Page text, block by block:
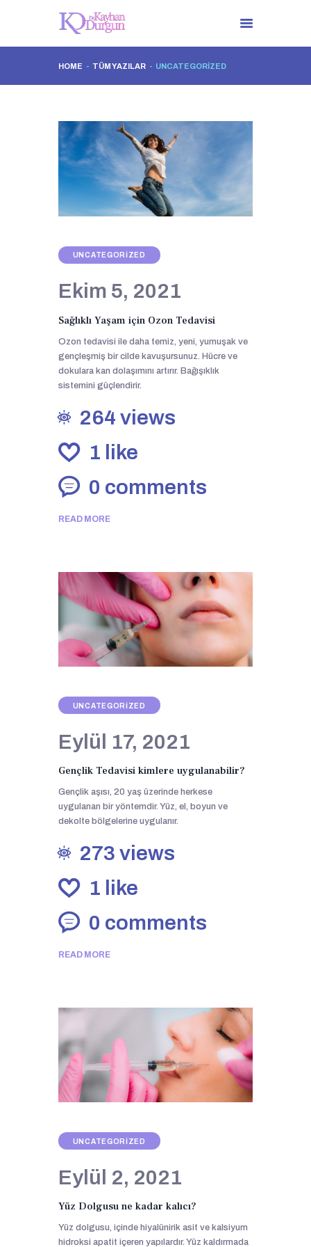
HOME TÜM YAZILAR UNCATEGORIZED
TÜM UYGULAMALAR
İLETIŞIM
UNCATEGORIZED
Ekim 5, 2021
Sağlıklı Yaşam için Ozon Tedavisi
Ozon tedavisi ile daha temiz, yeni, yumuşak ve
gençleşmiş bir cilde kavuşursunuz. Hücre ve
dokulara kan dolaşımını artırır. Bağışıklık
sistemini güçlendirir.
264 views
1 like
0 comments
READ MORE
UNCATEGORIZED
Eylül 17, 2021
Gençlik Tedavisi kimlere uygulanabilir?
Gençlik aşısı, 20 yaş üzerinde herkese
uygulanan bir yöntemdir. Yüz, el, boyun ve
dekolte bölgelerine uygulanır.
273 views
1 like
0 comments
READ MORE
UNCATEGORIZED
Eylül 2, 2021
Yüz Dolgusu ne kadar kalıcı?
Yüz dolgusu, içinde hiyalünirik asit ve kalsiyum
hidroksi apatit içeren yapılardır. Yüz kaldırmada